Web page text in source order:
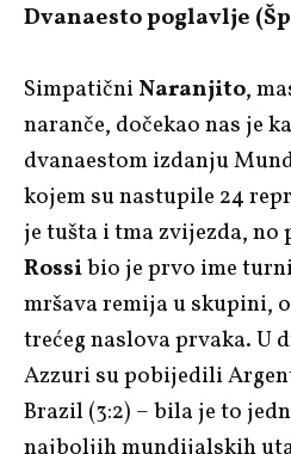
Dvanaesto poglavlje
SimpatičniNaranjito,
naranče, dočekao nas je
dvanaestom izdanju
kojem su nastupile 24
je tušta i tma zvijezda,
Rossibio je prvo ime
mršava remija u skupini,
trećeg naslova prvaka. U
Azzuri su pobijedili
Brazil (3:2) – bila je to
najboljih mundijalskih